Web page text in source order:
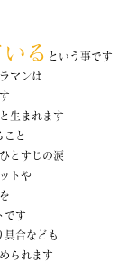
る という事です
マンは
生まれます
こと
とすじの涙
トや
です
具合なども
られます